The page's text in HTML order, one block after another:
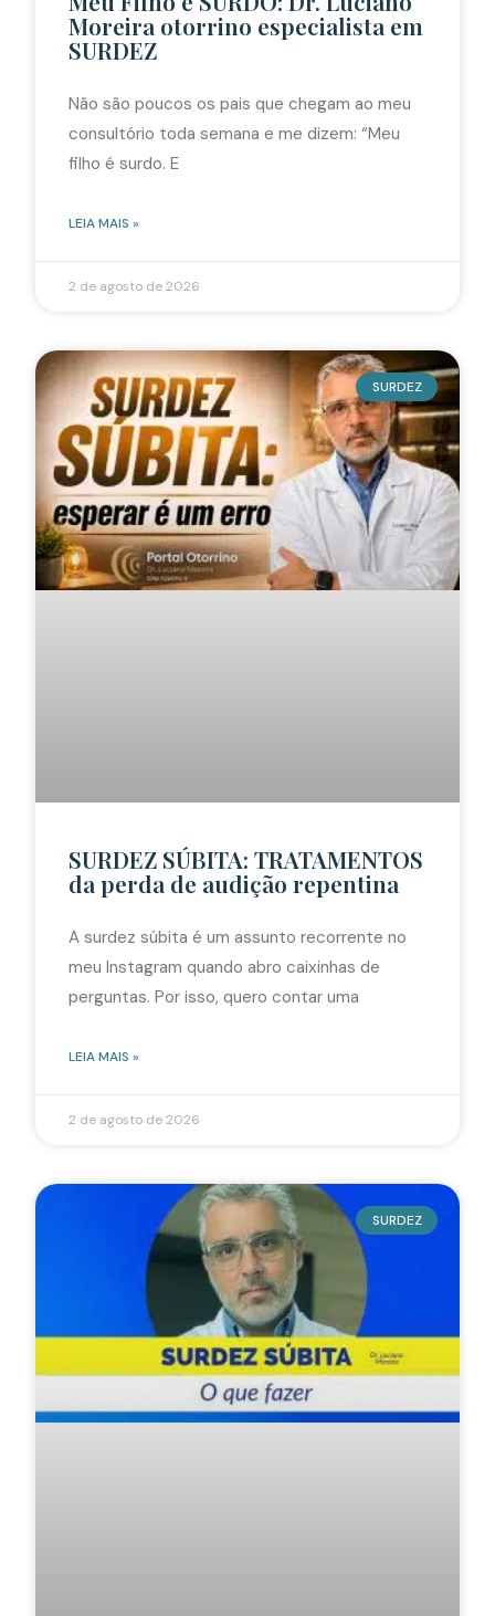
Moreira otorrino especialista em
SURDEZ
Não são poucos os pais que chegam ao meu
consultório toda semana e me dizem: “Meu
filho é surdo. E
LEIA MAIS »
2 de agosto de 2026
SURDEZ
SURDEZ SÚBITA: TRATAMENTOS
da perda de audição repentina
A surdez súbita é um assunto recorrente no
meu Instagram quando abro caixinhas de
perguntas. Por isso, quero contar uma
LEIA MAIS »
2 de agosto de 2026
SURDEZ